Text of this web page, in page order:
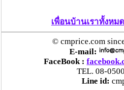
ไหมคะ อาจารย์แกตอบว่าใช่เลย
คำนวณเชิงลึกและละเอียดอ่อน
แม่นยำของ อาจารย์ อู๋ สมการม
กำลังศึกษาต่อ และดวงเหมาะเรี
ไปเลย เพราะทุกวันนี้เราเรียนค
และอาจารย์ อู๋ แกยังทักก่อนที่เร
เรื่องเรียน ดวงมีเกณฑ์จบล่าช้าก
เพื่อนบ้านเราทั้งหม
© cmprice.com
E-mail:
FaceBook :
TEL. 08-
Line id: